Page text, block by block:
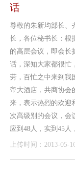
话
尊敬的朱新均部长、
长，各位秘书长：根
的高层会议，即会长
话，深知大家都很忙
劳，百忙之中来到我
帝大酒店，共商协会
来，表示热烈的欢迎
次高级别的会议，会
应到48人，实到45
上传时间：2013-05-